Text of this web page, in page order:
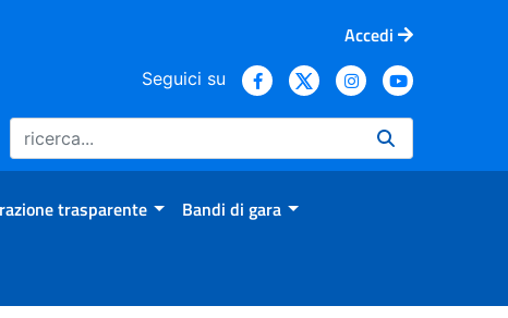
Accedi
Seguici su
trasparente Bandi di gara